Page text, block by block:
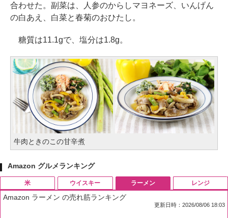
合わせた。副菜は、人参のからしマヨネーズ、いんげん
の白あえ、白菜と春菊のおひたし。
糖質は11.1gで、塩分は1.8g。
牛肉ときのこの甘辛煮
Amazon グルメランキング
米 ウイスキー ラーメン
Amazon ラーメン の売れ筋ランキング
更新日時：2026/08/06 18:03
レンジ